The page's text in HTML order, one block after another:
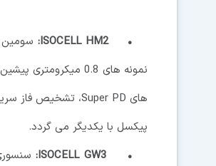
• ISOCELL HM2:
پیکسل با یکدیگر می گردد.
• ISOCELL GW3: